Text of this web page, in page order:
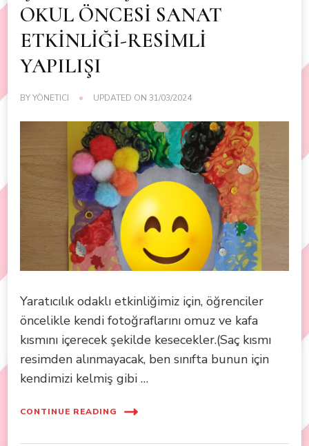
OKUL ÖNCESİ SANAT
ETKİNLİĞİ-RESİMLİ
YAPILIŞI
BYYÖNETICI UPDATED ON 31/03/2024
Yaratıcılık odaklı etkinliğimiz için, öğrenciler
öncelikle kendi fotoğraflarını omuz ve kafa
kısmını içerecek şekilde kesecekler.(Saç kısmı
resimden alınmayacak, ben sınıfta bunun için
kendimizi kelmiş gibi …
CONTINUE READING